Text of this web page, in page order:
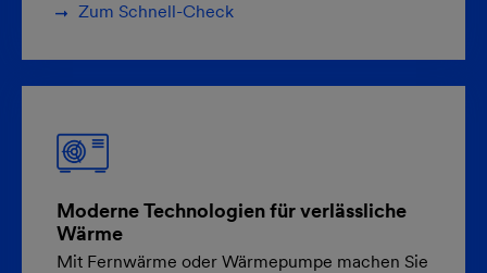
Zum Schnell-Check
Moderne Technologien für verlässliche
Wärme
Mit Fernwärme oder Wärmepumpe machen Sie